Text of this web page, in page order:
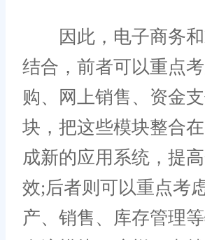
因此，电子商务和
结合，前者可以重点
购、网上销售、资金
块，把这些模块整合
成新的应用系统，提
效;后者则可以重点考
产、销售、库存管理